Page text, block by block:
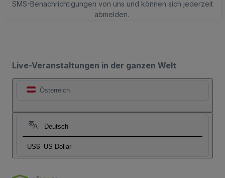
SMS-Benachrichtigungen von uns und können sich jederzeit
abmelden.
Live-Veranstaltungen in der ganzen Welt
Österreich
Deutsch
US$ US Dollar